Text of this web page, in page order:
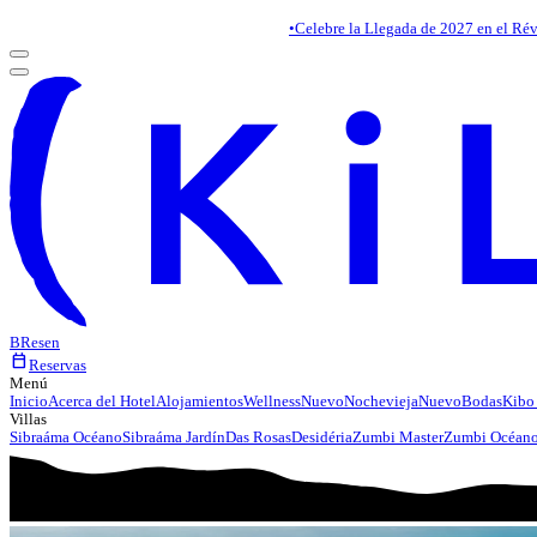
•Celebre la Llegada de 2027 en el
BResen
calendar_todayReservas
Menú
InicioAcerca del HotelAlojamientosWellnessNuevoNocheviejaNuevoBodasKibo
Villas
Sibraáma OcéanoSibraáma JardínDas RosasDesidériaZumbi MasterZumbi Océano